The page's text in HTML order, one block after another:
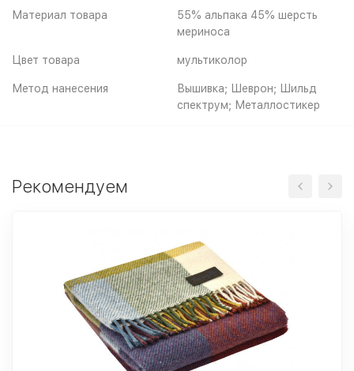
Материал товара
55% альпака 45% шерсть
мериноса
Цвет товара мультиколор
Метод нанесения
Вышивка; Шеврон; Шильд
спектрум; Металлостикер
Рекомендуем